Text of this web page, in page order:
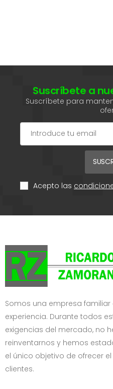
Suscríbete a
Suscríbete para
Acepto las
Somos una empresa
experiencia. Durante todos
exigencias del mercado, no
reinventarnos y hemos
el único objetivo de ofrecer
clientes.